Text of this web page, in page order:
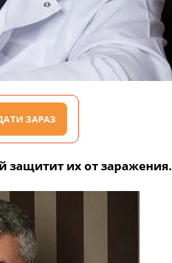
ЗАРАЗ
их от заражения.